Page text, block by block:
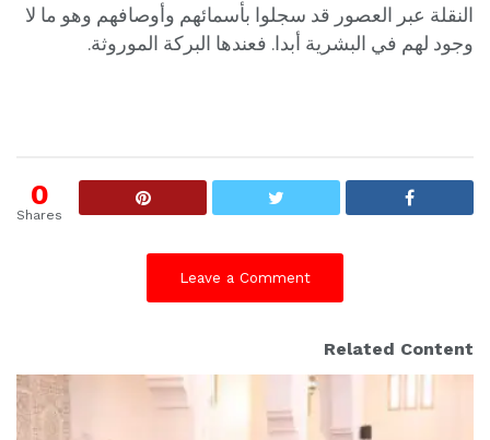
النقلة عبر العصور قد سجلوا بأسمائهم وأوصافهم وهو ما لا
وجود لهم في البشرية أبدا. فعندها البركة الموروثة.
0
Shares
Leave a Comment
Related Content